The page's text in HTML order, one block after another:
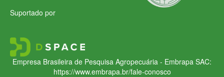
Suportado por
Empresa Brasileira de Pesquisa Agropecuária - Embrapa SAC:
https://www.embrapa.br/fale-conosco